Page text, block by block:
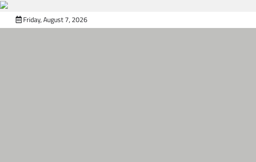
to
Friday, August 7, 2026